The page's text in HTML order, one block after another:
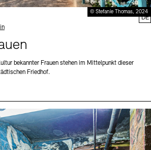
© Stefanie Thomas, 2024
bekannter Frauen stehen im Mittelpunkt dieser
Friedhof.
DE